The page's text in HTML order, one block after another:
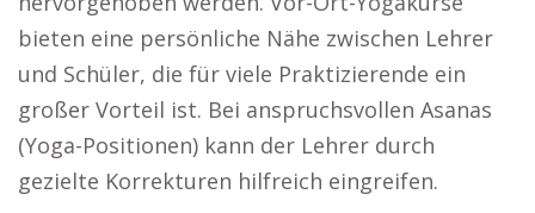
bieten eine persönliche Nähe zwischen Lehrer
und Schüler, die für viele Praktizierende ein
großer Vorteil ist. Bei anspruchsvollen Asanas
(Yoga-Positionen) kann der Lehrer durch
gezielte Korrekturen hilfreich eingreifen.